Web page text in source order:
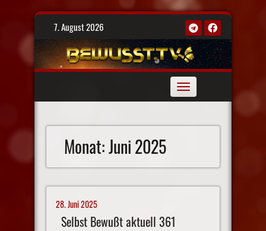
Skip
7. August 2026
Toggle
navigation
Monat:Juni 2025
28. Juni 2025
Selbst Bewußt aktuell 361